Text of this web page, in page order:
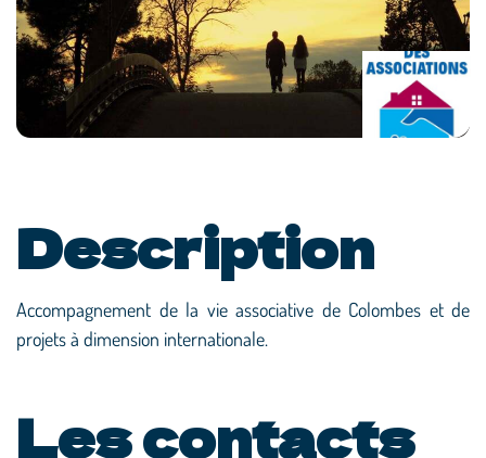
Description
Accompagnement de la vie associative de Colombes et de
projets à dimension internationale.
Les contacts